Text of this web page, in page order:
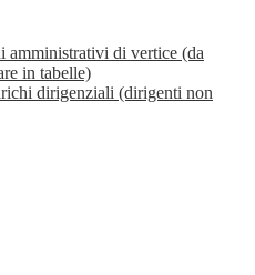
amministrativi di vertice (da
in tabelle)
dirigenziali (dirigenti non